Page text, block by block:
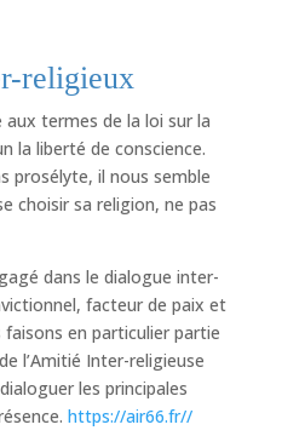
religieux
termes de la loi sur la
la liberté de conscience.
prosélyte, il nous semble
choisir sa religion, ne pas
dans le dialogue inter-
facteur de paix et
en particulier partie
l’Amitié Inter-religieuse
les principales
https://air66.fr//